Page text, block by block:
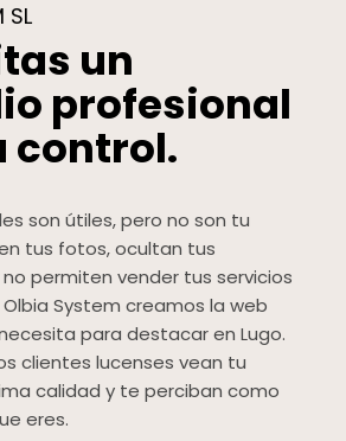
SL
un
profesional
control.
son útiles, pero no son tu
tus fotos, ocultan tus
permiten vender tus servicios
Olbia System creamos la web
para destacar en Lugo.
clientes lucenses vean tu
calidad y te perciban como
eres.